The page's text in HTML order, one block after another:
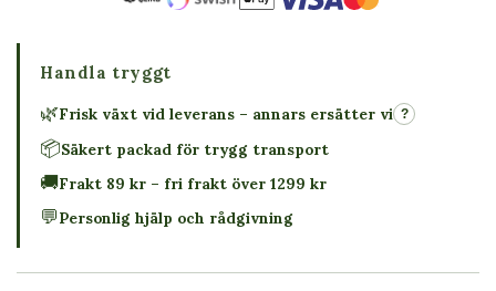
Handla tryggt
🌿Frisk växt vid leverans – annars ersätter vi ?
📦Säkert packad för trygg transport
🚚Frakt 89 kr – fri frakt över 1299 kr
💬Personlig hjälp och rådgivning